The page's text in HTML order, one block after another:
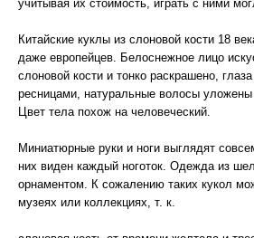
учитывая их стоимость, играть с ними
Китайские куклы из слоновой кости 18
даже европейцев. Белоснежное лицо
слоновой кости и тонко раскрашено,
ресницами, натуральные волосы
Цвет тела похож на человеческий.
Миниатюрные руки и ноги выглядят
них виден каждый ноготок. Одежда из
орнаментом. К сожалению таких кукол
музеях или коллекциях, т. к.